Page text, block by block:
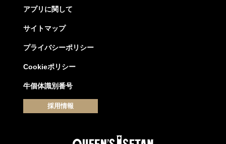
アプリに関して
サイトマップ
プライバシーポリシー
Cookieポリシー
牛個体識別番号
採用情報